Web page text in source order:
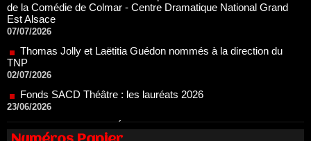
Thomas Jolly et Laëtitia Guédon nommés à la direction du
TNP
02/07/2026
Fonds SACD Théâtre : les lauréats 2026
23/06/2026
Dispositif ARTCENA Écrire pour le cirque, les lauréats 2026 !
20/06/2026
Le palmarès des prix SACD 2026